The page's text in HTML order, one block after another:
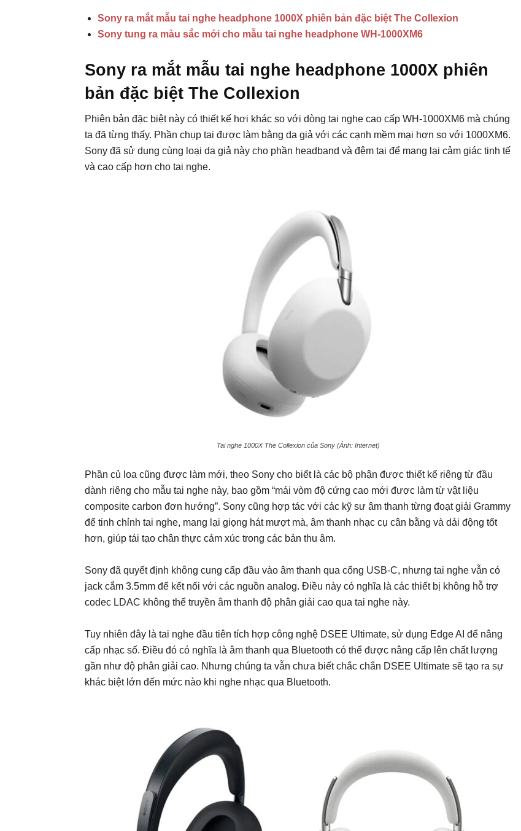
Sony ra mắt mẫu tai nghe headphone 1000X phiên bản đặc biệt The Collexion
Sony tung ra màu sắc mới cho mẫu tai nghe headphone WH-1000XM6
Sony ra mắt mẫu tai nghe headphone 1000X phiên
bản đặc biệt The Collexion
Phiên bản đặc biệt này có thiết kế hơi khác so với dòng tai nghe cao cấp WH-1000XM6 mà chúng
ta đã từng thấy. Phần chụp tai được làm bằng da giả với các cạnh mềm mại hơn so với 1000XM6.
Sony đã sử dụng cùng loại da giả này cho phần headband và đệm tai để mang lại cảm giác tinh tế
và cao cấp hơn cho tai nghe.
Tai nghe 1000X The Collexion của Sony (Ảnh: Internet)
Phần củ loa cũng được làm mới, theo Sony cho biết là các bộ phận được thiết kế riêng từ đầu
dành riêng cho mẫu tai nghe này, bao gồm “mái vòm độ cứng cao mới được làm từ vật liệu
composite carbon đơn hướng”. Sony cũng hợp tác với các kỹ sư âm thanh từng đoạt giải Grammy
để tinh chỉnh tai nghe, mang lại giọng hát mượt mà, âm thanh nhạc cụ cân bằng và dải động tốt
hơn, giúp tái tạo chân thực cảm xúc trong các bản thu âm.
Sony đã quyết định không cung cấp đầu vào âm thanh qua cổng USB-C, nhưng tai nghe vẫn có
jack cắm 3.5mm để kết nối với các nguồn analog. Điều này có nghĩa là các thiết bị không hỗ trợ
codec LDAC không thể truyền âm thanh độ phân giải cao qua tai nghe này.
Tuy nhiên đây là tai nghe đầu tiên tích hợp công nghệ DSEE Ultimate, sử dụng Edge AI để nâng
cấp nhạc số. Điều đó có nghĩa là âm thanh qua Bluetooth có thể được nâng cấp lên chất lượng
gần như độ phân giải cao. Nhưng chúng ta vẫn chưa biết chắc chắn DSEE Ultimate sẽ tạo ra sự
khác biệt lớn đến mức nào khi nghe nhạc qua Bluetooth.